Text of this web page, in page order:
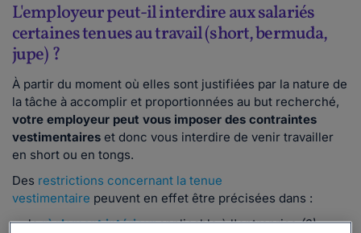
L'employeur peut-il interdire aux salariés
certaines tenues au travail (short, bermuda,
jupe) ?
À partir du moment où elles sont justifiées par la nature de
la tâche à accomplir et proportionnées au but recherché,
votre employeur peut vous imposer des contraintes
vestimentaires et donc vous interdire de venir travailler
en short ou en tongs.
Des restrictions concernant la tenue
vestimentaire peuvent en effet être précisées dans :
lerèglement intérieurapplicable à l'entreprise(3) ;